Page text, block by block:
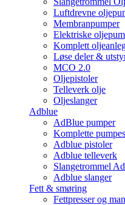
Luftdrevne
Membranpumper
Elektriske
Komplett
Løse deler &
MCO 2.0
Oljepistoler
Telleverk olje
Oljeslanger
Adblue
AdBlue pumper
Komplette
Adblue pistoler
Adblue telleverk
Slangetrommel
Adblue slanger
Fett & smøring
Fettpresser og